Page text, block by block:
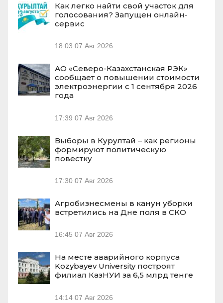
Как легко найти свой участок для
голосования? Запущен онлайн-
сервис
18:03 07 Авг 2026
АО «Северо-Казахстанская РЭК»
сообщает о повышении стоимости
электроэнергии с 1 сентября 2026
года
17:39 07 Авг 2026
Выборы в Курултай – как регионы
формируют политическую
повестку
17:30 07 Авг 2026
Агробизнесмены в канун уборки
встретились на Дне поля в СКО
16:45 07 Авг 2026
На месте аварийного корпуса
Kozybayev University построят
филиал КазНУИ за 6,5 млрд тенге
14:14 07 Авг 2026